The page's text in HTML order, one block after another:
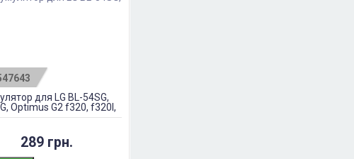
для LG BL-54SG,
Optimus G2 f320, f320l,
f300, f260,
289 грн.